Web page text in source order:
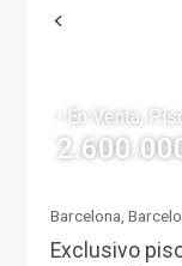
• En Venta,
Barcelona,
Exclusivo